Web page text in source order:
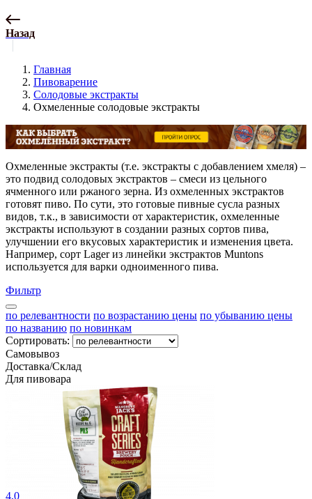
Назад
Главная
Пивоварение
Солодовые экстракты
Охмеленные солодовые экстракты
Охмеленные экстракты (т.е. экстракты с добавлением хмеля) –
это подвид солодовых экстрактов – смеси из цельного
ячменного или ржаного зерна. Из охмеленных экстрактов
готовят пиво. По сути, это готовые пивные сусла разных
видов, т.к., в зависимости от характеристик, охмеленные
экстракты используют в создании разных сортов пива,
улучшении его вкусовых характеристик и изменения цвета.
Например, сорт Lager из линейки экстрактов Muntons
используется для варки одноименного пива.
Фильтр
по релевантности по возрастанию цены по убыванию цены
по названию по новинкам
Сортировать:
Самовывоз
Доставка/Склад
Для пивовара
4.0